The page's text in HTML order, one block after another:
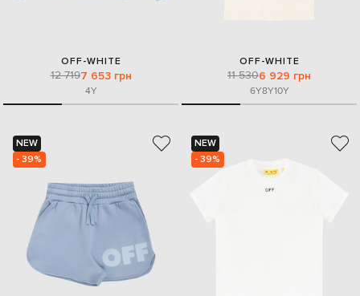
OFF-WHITE
12 7197 653 грн
4Y
OFF-WHITE
11 5306 929 грн
6Y8Y10Y
NEW
- 39%
NEW
- 39%